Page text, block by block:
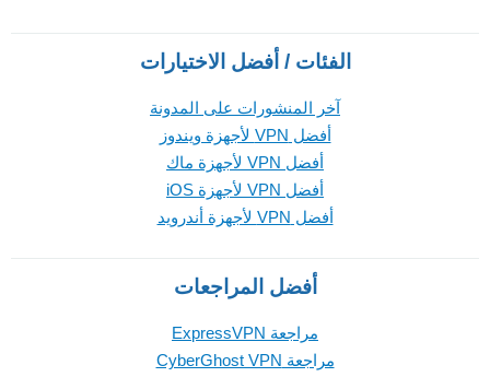
الفئات / أفضل الاختيارات
آخر المنشورات على المدونة
أفضل VPN لأجهزة ويندوز
أفضل VPN لأجهزة ماك
أفضل VPN لأجهزة iOS
أفضل VPN لأجهزة أندرويد
أفضل المراجعات
مراجعة ExpressVPN
مراجعة CyberGhost VPN